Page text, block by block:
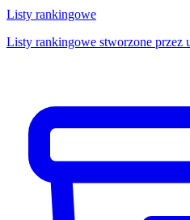
Listy rankingowe
Listy rankingowe stworzone przez